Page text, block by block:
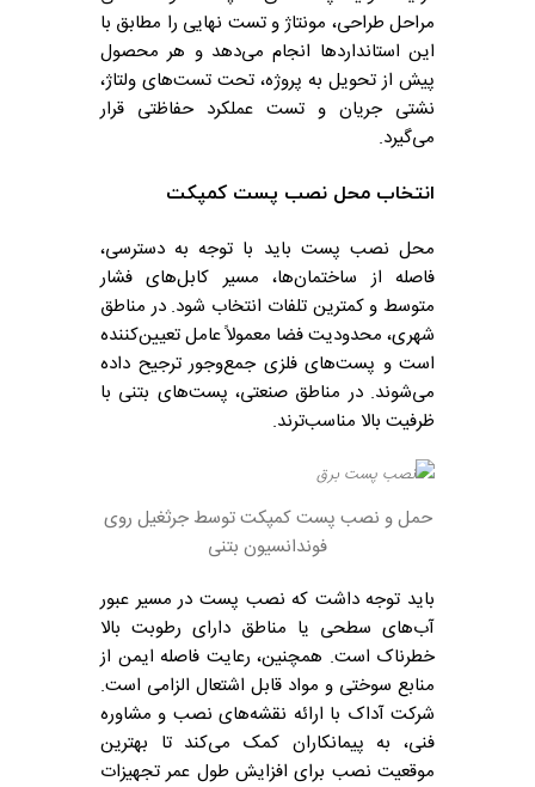
مراحل طراحی، مونتاژ و تست نهایی را مطابق با
این استانداردها انجام می‌دهد و هر محصول
پیش از تحویل به پروژه، تحت تست‌های ولتاژ،
نشتی جریان و تست عملکرد حفاظتی قرار
می‌گیرد.
انتخاب محل نصب پست کمپکت
محل نصب پست باید با توجه به دسترسی،
فاصله از ساختمان‌ها، مسیر کابل‌های فشار
متوسط و کمترین تلفات انتخاب شود. در مناطق
شهری، محدودیت فضا معمولاً عامل تعیین‌کننده
است و پست‌های فلزی جمع‌وجور ترجیح داده
می‌شوند. در مناطق صنعتی، پست‌های بتنی با
ظرفیت بالا مناسب‌ترند.
حمل و نصب پست کمپکت توسط جرثغیل روی
فوندانسیون بتنی
باید توجه داشت که نصب پست در مسیر عبور
آب‌های سطحی یا مناطق دارای رطوبت بالا
خطرناک است. همچنین، رعایت فاصله ایمن از
منابع سوختی و مواد قابل اشتعال الزامی است.
شرکت آداک با ارائه نقشه‌های نصب و مشاوره
فنی، به پیمانکاران کمک می‌کند تا بهترین
موقعیت نصب برای افزایش طول عمر تجهیزات